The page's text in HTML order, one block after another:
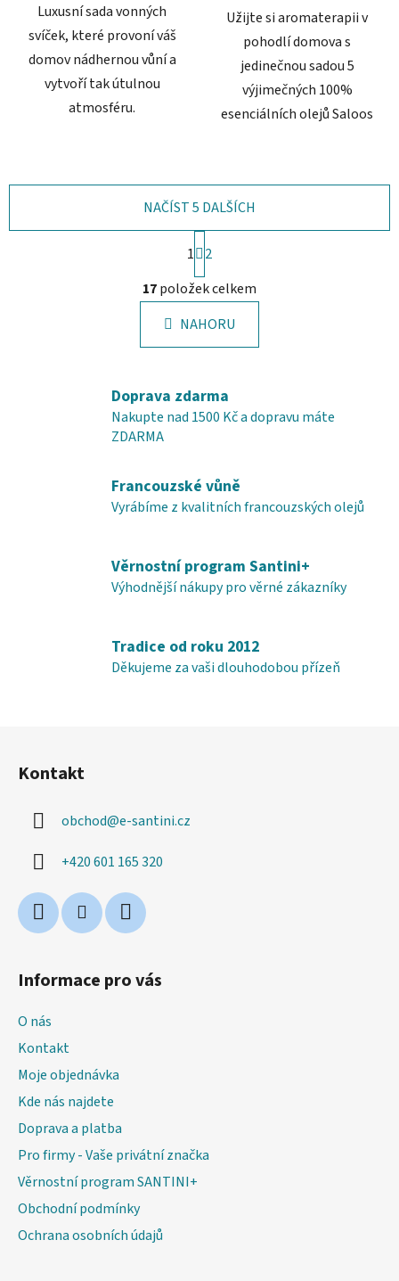
Luxusní sada vonných
svíček, které provoní váš
domov nádhernou vůní a
vytvoří tak útulnou
atmosféru.
Užijte si aromaterapii v
pohodlí domova s
jedinečnou sadou 5
výjimečných 100%
esenciálních olejů Saloos
O
v
l
á
d
c
í
k
y
p
i
NAČÍST 5 DALŠÍCH
S
t
r
á
n
k
n
í
1
2
17položek celkem
NAHORU
Doprava zdarma
Nakupte nad 1500 Kč a dopravu máte
ZDARMA
Francouzské vůně
Vyrábíme z kvalitních francouzských olejů
Věrnostní program Santini+
Výhodnější nákupy pro věrné zákazníky
Tradice od roku 2012
Děkujeme za vaši dlouhodobou přízeň
Kontakt
obchod@e-santini.cz
+420 601 165 320
Informace pro vás
O nás
Kontakt
Moje objednávka
Kde nás najdete
Doprava a platba
Pro firmy - Vaše privátní značka
Věrnostní program SANTINI+
Obchodní podmínky
Ochrana osobních údajů